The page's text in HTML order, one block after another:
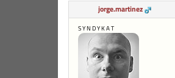
jorge.martinez
S Y N D Y K A T